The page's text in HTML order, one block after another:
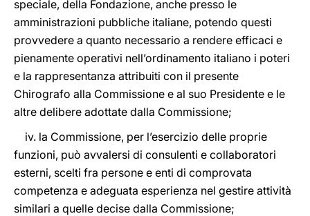
speciale, della Fondazione, anche presso le
amministrazioni pubbliche italiane, potendo questi
provvedere a quanto necessario a rendere efficaci e
pienamente operativi nell’ordinamento italiano i poteri
e la rappresentanza attribuiti con il presente
Chirografo alla Commissione e al suo Presidente e le
altre delibere adottate dalla Commissione;
iv. la Commissione, per l’esercizio delle proprie
funzioni, può avvalersi di consulenti e collaboratori
esterni, scelti fra persone e enti di comprovata
competenza e adeguata esperienza nel gestire attività
similari a quelle decise dalla Commissione;